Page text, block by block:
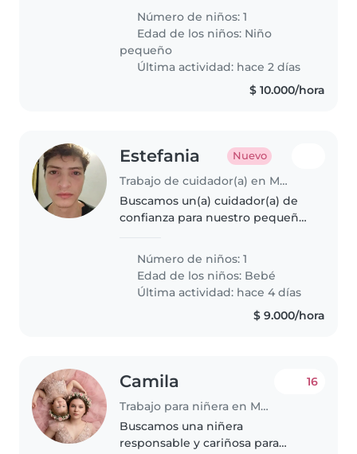
estimulación y mis tiempos
libres vivimos en un aparta
estudio y convivimos la mayor
parte..
Número de niños: 1
Edad de los niños: Niño
pequeño
Última actividad: hace 2 días
$ 10.000/hora
Estefania Nuevo
Trabajo de cuidador(a) en Medellín
Buscamos un(a) cuidador(a) de
confianza para nuestro pequeño
alguien habilidoso con ayuda
con la tarea y que sea cariñoso.
¡Contáctanos para conoceros
Número de niños: 1
Edad de los niños: Bebé
Última actividad: hace 4 días
$ 9.000/hora
Camila
Trabajo para niñera en Medellín
16
Buscamos una niñera
responsable y cariñosa para